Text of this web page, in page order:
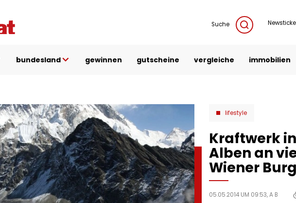
Suche
bundesland gewinnen gutscheine vergleiche immobilien
lifestyle
Kraftwerk
Alben an
Wiener
05.05.2014 UM 09:53,A B